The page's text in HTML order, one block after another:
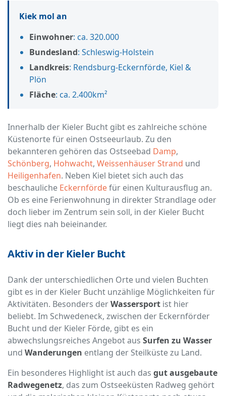
Kiek mol an
Einwohner: ca. 320.000
Bundesland: Schleswig-Holstein
Landkreis: Rendsburg-Eckernförde, Kiel &
Plön
Fläche: ca. 2.400km²
Innerhalb der Kieler Bucht gibt es zahlreiche schöne
Küstenorte für einen Ostseeurlaub. Zu den
bekannteren gehören das Ostseebad Damp,
Schönberg, Hohwacht, Weissenhäuser Strand und
Heiligenhafen. Neben Kiel bietet sich auch das
beschauliche Eckernfördefür einen Kulturausflug an.
Ob es eine Ferienwohnung in direkter Strandlage oder
doch lieber im Zentrum sein soll, in der Kieler Bucht
liegt dies nah beieinander.
Aktiv in der Kieler Bucht
Dank der unterschiedlichen Orte und vielen Buchten
gibt es in der Kieler Bucht unzählige Möglichkeiten für
Aktivitäten. Besonders derWassersport ist hier
beliebt. Im Schwedeneck, zwischen der Eckernförder
Bucht und der Kieler Förde, gibt es ein
abwechslungsreiches Angebot aus Surfen zu Wasser
und Wanderungen entlang der Steilküste zu Land.
Ein besonderes Highlight ist auch das gut ausgebaute
Radwegenetz, das zum Ostseeküsten Radweg gehört